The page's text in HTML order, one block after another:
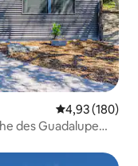
4,93 (180)
des Guadalupe